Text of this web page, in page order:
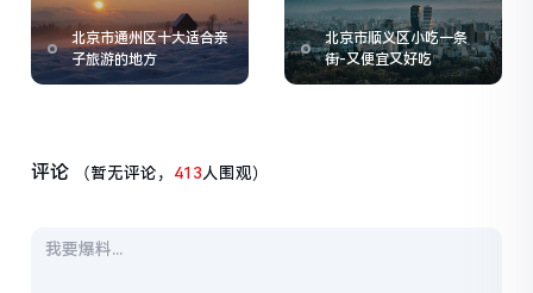
北京市通州区十大适合亲
子旅游的地方
北京市顺义区小吃一条
街-又便宜又好吃
评论 （暂无评论， 413人围观）